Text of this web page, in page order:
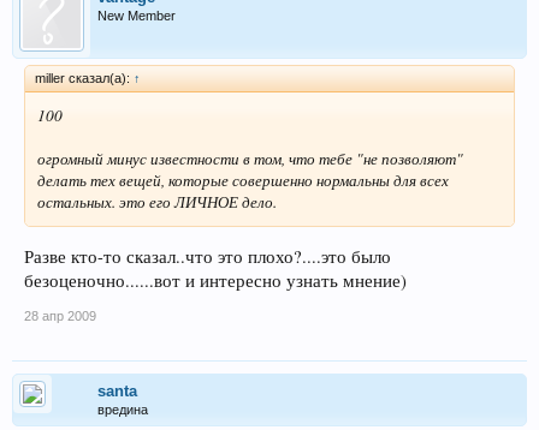
New Member
miller сказал(а): ↑
100
огромный минус известности в том, что тебе "не позволяют"
делать тех вещей, которые совершенно нормальны для всех
остальных. это его ЛИЧНОЕ дело.
Разве кто-то сказал..что это плохо?....это было
безоценочно......вот и интересно узнать мнение)
28 апр 2009
santa
вредина